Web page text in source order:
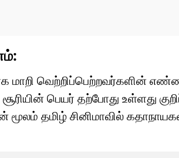
மாறி வெற்றிப்பெற்றவர்களின்
பெயர் தற்போது உள்ளது
தமிழ் சினிமாவில்